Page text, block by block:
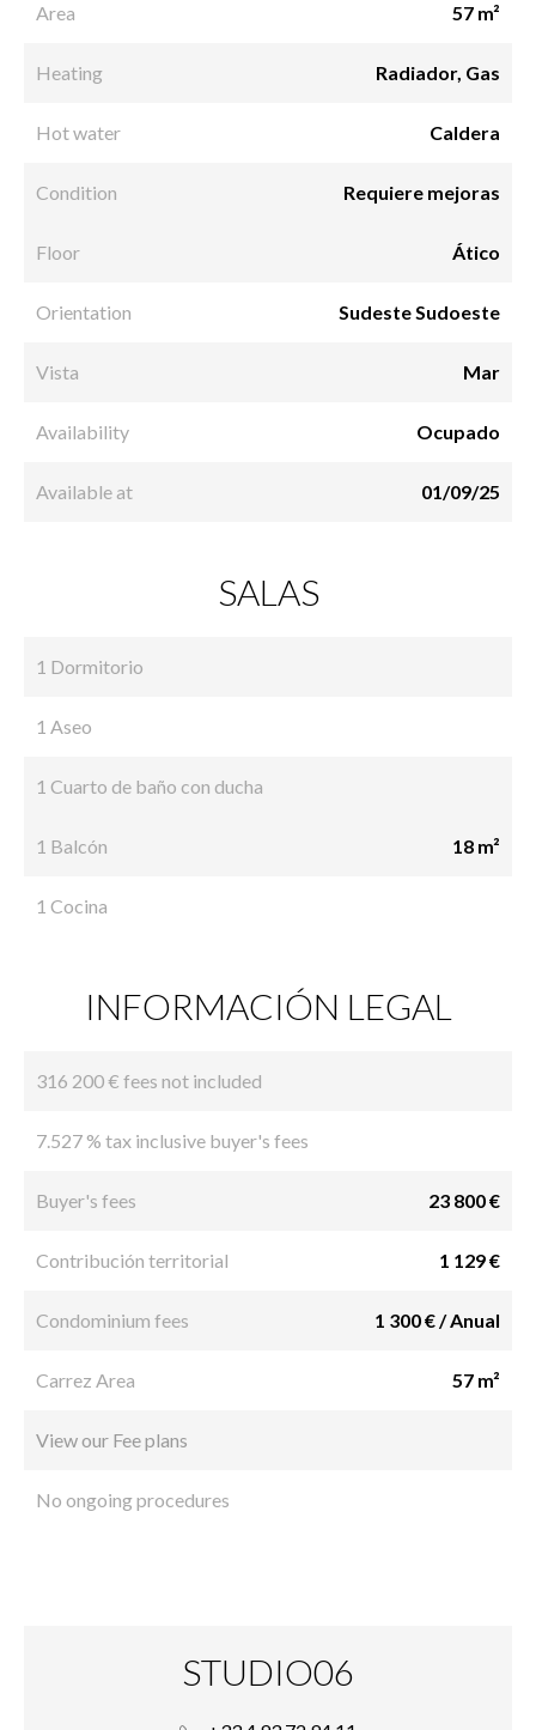
Area 57 m²
Heating Radiador, Gas
Hot water Caldera
Condition Requiere mejoras
Floor Ático
Orientation Sudeste Sudoeste
Vista Mar
Availability Ocupado
Available at 01/09/25
SALAS
1 Dormitorio
1 Aseo
1 Cuarto de baño con ducha
1 Balcón 18 m²
1 Cocina
INFORMACIÓN LEGAL
316 200 € fees not included
7.527 % tax inclusive buyer's fees
Buyer's fees 23 800 €
Contribución territorial 1 129 €
Condominium fees 1 300 € / Anual
Carrez Area 57 m²
View our Fee plans
No ongoing procedures
STUDIO06